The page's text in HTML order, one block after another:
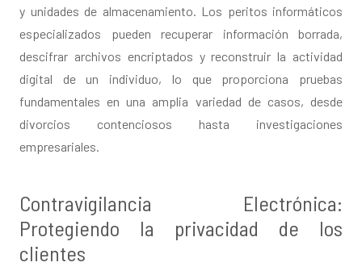
y unidades de almacenamiento. Los peritos informáticos
especializados pueden recuperar información borrada,
descifrar archivos encriptados y reconstruir la actividad
digital de un individuo, lo que proporciona pruebas
fundamentales en una amplia variedad de casos, desde
divorcios contenciosos hasta investigaciones
empresariales.
Contravigilancia Electrónica:
Protegiendo la privacidad de los
clientes